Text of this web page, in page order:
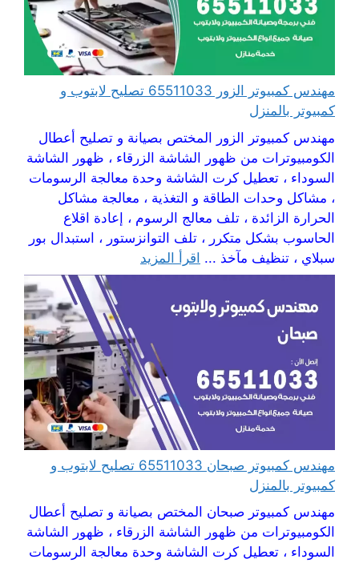
مهندس كمبيوتر الزور 65511033 تصليح لابتوب و
كمبيوتر بالمنزل
مهندس كمبيوتر الزور المختص بصيانة و تصليح أعطال
الكومبيوترات من ظهور الشاشة الزرقاء ، ظهور الشاشة
السوداء ، تعطيل كرت الشاشة وحدة معالجة الرسومات
، مشاكل وحدات الطاقة و التغذية ، معالجة مشاكل
الحرارة الزائدة ، تلف معالج الرسوم ، إعادة اقلاع
الحاسوب بشكل متكرر ، تلف التوانزستور ، استبدال بور
سبلاي ، تنظيف مآخذ ... اقرأ المزيد
مهندس كمبيوتر صبحان 65511033 تصليح لابتوب و
كمبيوتر بالمنزل
مهندس كمبيوتر صبحان المختص بصيانة و تصليح أعطال
الكومبيوترات من ظهور الشاشة الزرقاء ، ظهور الشاشة
السوداء ، تعطيل كرت الشاشة وحدة معالجة الرسومات